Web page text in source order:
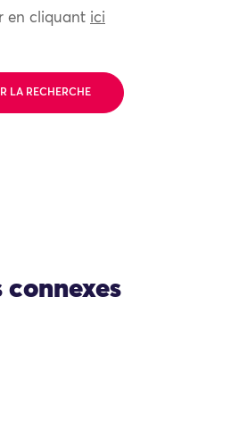
en cliquant ici
LA RECHERCHE